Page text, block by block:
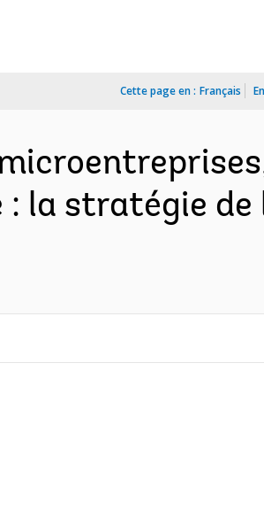
Cette page en : Français
la stratégie de